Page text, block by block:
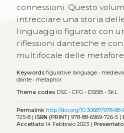
connessioni. Questo
intrecciare una storia
linguaggio figurato con
riflessioni dantesche e con
multifocale delle
Keywords figurative language•
dante• metaphor
Thema codes DSC• CFG • DSBB• 3KL
Permalink http://doi.org/10.30687/978-88-
725-8 |
ISBN (PRINT) 978-88-6969-726-5 |
Accettato14 Febbraio 2023 | Presentato